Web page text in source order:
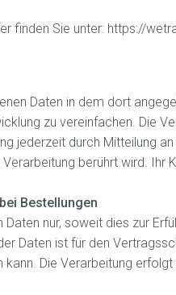
finden Sie unter: https://
Daten in dem dort
zu vereinfachen. Die
jederzeit durch Mitteilung
berührt wird. Ihr
Bestellungen
nur, soweit dies zur
Daten ist für den
Die Verarbeitung